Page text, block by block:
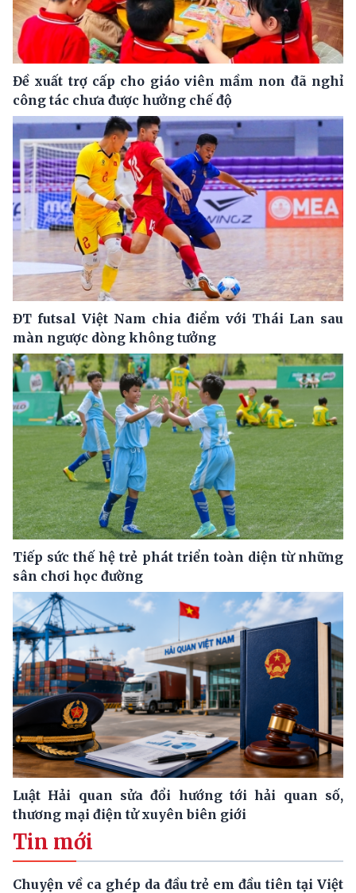
Đề xuất trợ cấp cho giáo viên mầm non đã nghỉ
công tác chưa được hưởng chế độ
ĐT futsal Việt Nam chia điểm với Thái Lan sau
màn ngược dòng không tưởng
Tiếp sức thế hệ trẻ phát triển toàn diện từ những
sân chơi học đường
Luật Hải quan sửa đổi hướng tới hải quan số,
thương mại điện tử xuyên biên giới
Tin mới
Chuyện về ca ghép da đầu trẻ em đầu tiên tại Việt